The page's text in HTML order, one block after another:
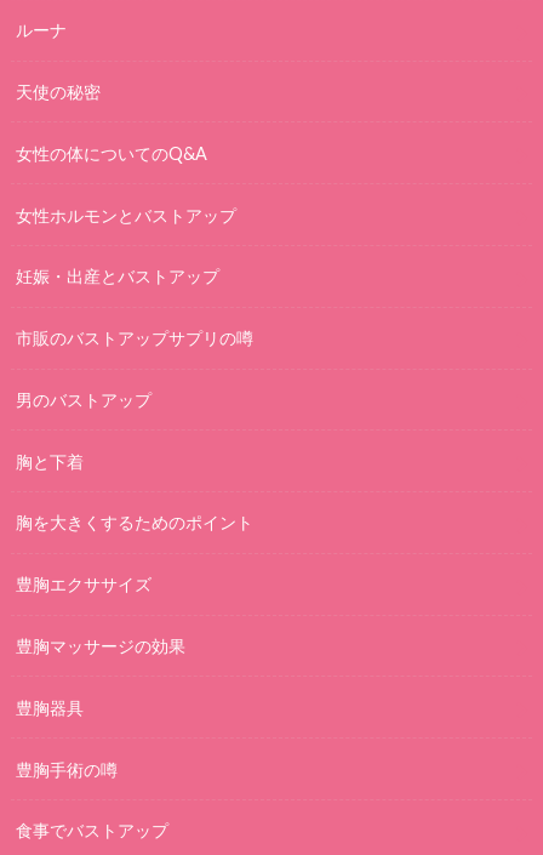
ルーナ
天使の秘密
女性の体についてのQ&A
女性ホルモンとバストアップ
妊娠・出産とバストアップ
市販のバストアップサプリの噂
男のバストアップ
胸と下着
胸を大きくするためのポイント
豊胸エクササイズ
豊胸マッサージの効果
豊胸器具
豊胸手術の噂
食事でバストアップ